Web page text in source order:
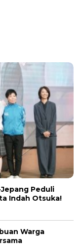
Peduli
Indah Otsuka!
Warga